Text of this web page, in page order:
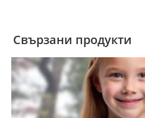
Свързани продукти